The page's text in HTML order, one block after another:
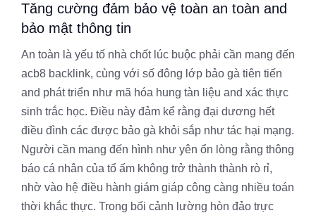
Tăng cường đảm bảo vệ toàn an toàn and
bảo mật thông tin
An toàn là yếu tố nhà chốt lúc buộc phải cần mang đến
acb8 backlink, cùng với số đông lớp bảo gà tiên tiến
and phát triển như mã hóa hung tàn liệu and xác thực
sinh trắc học. Điều này đảm kể rằng đại dương hết
điều đình các được bảo gà khỏi sắp như tác hại mạng.
Người cần mang đến hình như yên ổn lòng rằng thông
báo cá nhân của tổ ấm không trở thành thành rò rỉ,
nhờ vào hệ điều hành giám giáp công càng nhiều toán
thời khắc thực. Trong bối cảnh lường hòn đảo trực